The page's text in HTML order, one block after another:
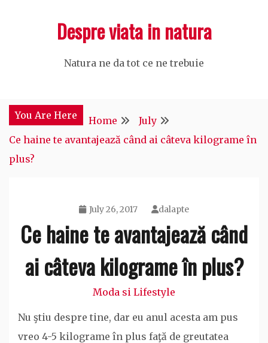
Despre viata in natura
Natura ne da tot ce ne trebuie
You Are Here Home
July
Ce haine te avantajează când ai câteva kilograme în
plus?
July 26, 2017 dalapte
Ce haine te avantajează când
ai câteva kilograme în plus?
Moda si Lifestyle
Nu ştiu despre tine, dar eu anul acesta am pus
vreo 4-5 kilograme în plus faţă de greutatea